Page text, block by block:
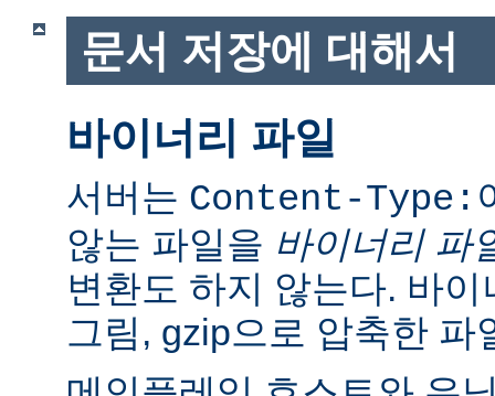
문서 저장에 대해서
바이너리 파일
서버는 Content-Type:
않는 파일을 바이너리 파
변환도 하지 않는다. 바
그림, gzip으로 압축한 파